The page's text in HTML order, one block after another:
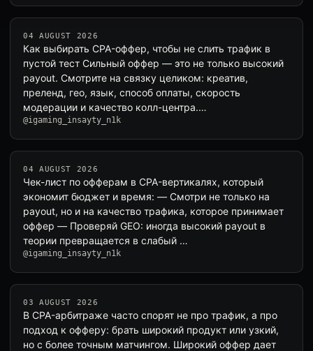
04 AUGUST 2026
Как выбирать CPA-оффер, чтобы не слить трафик в
пустой тест Сильный оффер — это не только высокий
payout. Смотрите на связку целиком: креатив,
преленд, гео, язык, способ оплаты, скорость
модерации и качество колл-центра.…
@igaming_insayty_n1k
04 AUGUST 2026
Чек-лист по офферам в CPA-вертикалях, который
экономит бюджет и время: — Смотри не только на
payout, но и на качество трафика, которое принимает
оффер — Проверяй GEO: иногда высокий payout в
теории превращается в слабый …
@igaming_insayty_n1k
03 AUGUST 2026
В CPA-арбитраже часто спорят не про трафик, а про
подход к офферу: брать широкий продукт или узкий,
но с более точным матчингом. Широкий оффер дает